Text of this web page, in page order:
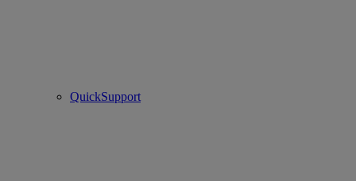
QuickSupport